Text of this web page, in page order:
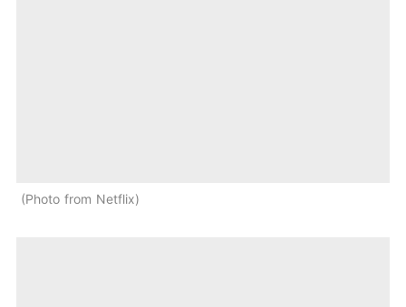
Photo from Netflix